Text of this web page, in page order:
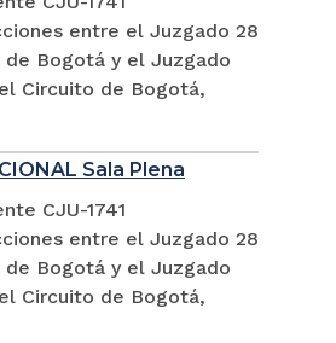
entre el Juzgado 28
Bogotá y el Juzgado
Circuito de Bogotá,
Sala Plena
CJU-1741
entre el Juzgado 28
Bogotá y el Juzgado
Circuito de Bogotá,